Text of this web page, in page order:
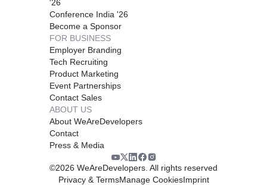
'26
Conference India '26
Become a Sponsor
FOR BUSINESS
Employer Branding
Tech Recruiting
Product Marketing
Event Partnerships
Contact Sales
ABOUT US
About WeAreDevelopers
Contact
Press & Media
©2026 WeAreDevelopers. All rights reserved
Privacy & TermsManage CookiesImprint